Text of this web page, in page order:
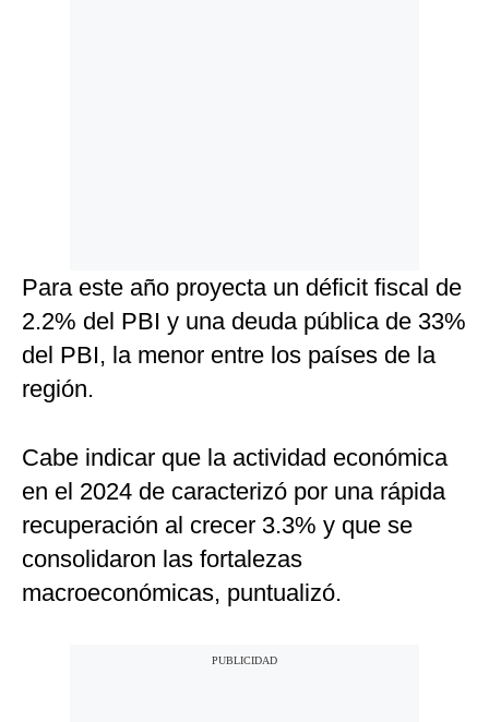
Para este año proyecta un déficit fiscal de
2.2% del PBI y una deuda pública de 33%
del PBI, la menor entre los países de la
región.
Cabe indicar que la actividad económica
en el 2024 de caracterizó por una rápida
recuperación al crecer 3.3% y que se
consolidaron las fortalezas
macroeconómicas, puntualizó.